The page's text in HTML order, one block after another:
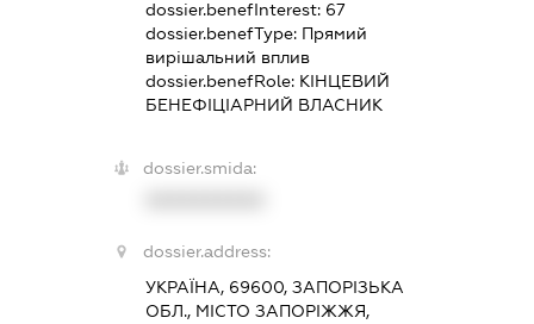
dossier.benefInterest: 67
dossier.benefType: Прямий
вирішальний вплив
dossier.benefRole: КІНЦЕВИЙ
БЕНЕФІЦІАРНИЙ ВЛАСНИК
dossier.smida:
dossier.address:
УКРАЇНА, 69600, ЗАПОРІЗЬКА
ОБЛ., МІСТО ЗАПОРІЖЖЯ,